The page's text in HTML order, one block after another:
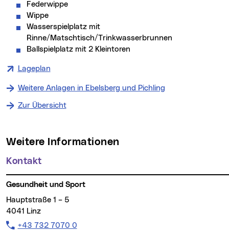
Federwippe
Wippe
Wasserspielplatz mit
Rinne/Matschtisch/Trinkwasserbrunnen
Ballspielplatz mit 2 Kleintoren
Lageplan
Weitere Anlagen in Ebelsberg und Pichling
Zur Übersicht
Weitere Informationen
Kontakt
Gesundheit und Sport
Hauptstraße 1 – 5
4041 Linz
Telefon:
+43 732 7070 0